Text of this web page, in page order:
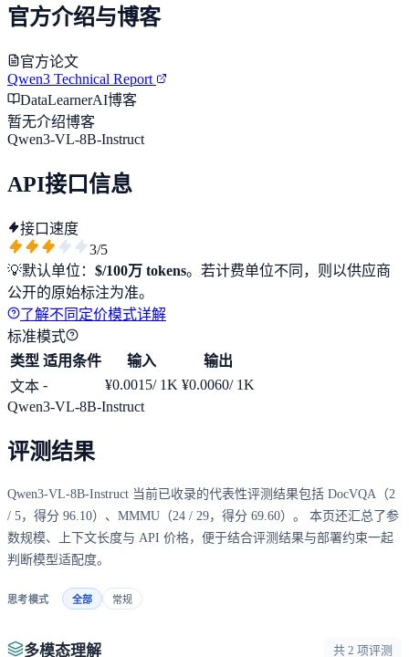
官方介绍与博客
官方论文
Qwen3 Technical Report
DataLearnerAI博客
暂无介绍博客
Qwen3-VL-8B-Instruct
API接口信息
接口速度
3/5
💡默认单位： $/100万 tokens。若计费单位不同，则以供应商
公开的原始标注为准。
了解不同定价模式详解
标准模式
类型 适用条件 输入
输出
文本 - ¥0.0015/ 1K ¥0.0060/ 1K
Qwen3-VL-8B-Instruct
评测结果
Qwen3-VL-8B-Instruct 当前已收录的代表性评测结果包括 DocVQA（2
/ 5，得分 96.10）、MMMU（24 / 29，得分 69.60）。 本页还汇总了参
数规模、上下文长度与 API 价格，便于结合评测结果与部署约束一起
判断模型适配度。
思考模式 全部 常规
多模态理解 共 2 项评测